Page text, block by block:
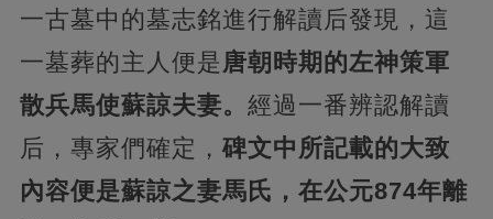
一古墓中的墓志銘進行解讀后發現，這
一墓葬的主人便是唐朝時期的左神策軍
散兵馬使蘇諒夫妻。 經過一番辨認解讀
后，專家們確定， 碑文中所記載的大致
內容便是蘇諒之妻馬氏，在公元874年離